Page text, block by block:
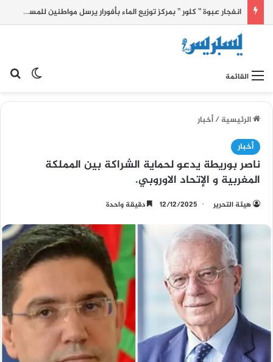
انفجار عبوة ” كلور ” بمركز توزيع الماء بأفورار يرسل مواطنين للمستشفى الجهوي
القائمة
الرئيسية/أخبار
أخبار
ناصر بوريطة يدعو لحماية الشراكة بين المملكة
المغربية و الإتحاد الاوروبي.
هيئة التحرير 12/12/2025 دقيقة واحدة